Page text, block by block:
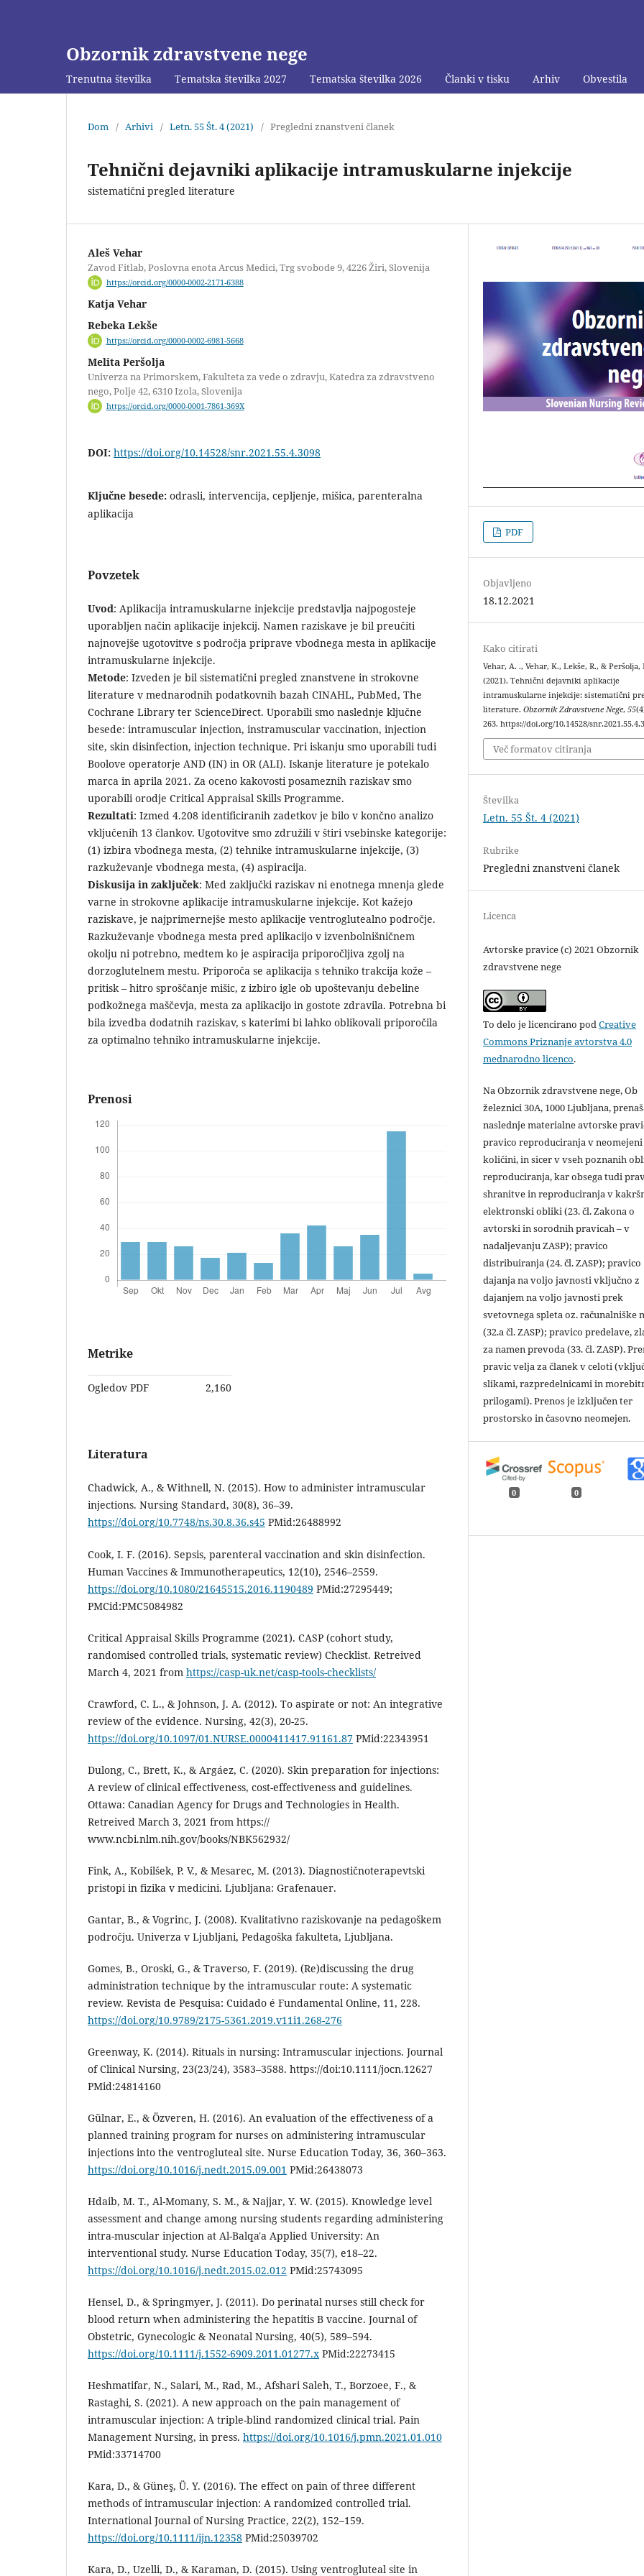
Obzornik zdravstvene nege
Trenutna številka Tematska številka 2027 Tematska številka 2026 Članki v tisku Arhiv Obvestila
Dom / Arhivi / Letn. 55 Št. 4 (2021) / Pregledni znanstveni članek
Tehnični dejavniki aplikacije intramuskularne injekcije
sistematični pregled literature
Aleš Vehar
Zavod Fitlab, Poslovna enota Arcus Medici, Trg svobode 9, 4226 Žiri, Slovenija
https://orcid.org/0000-0002-2171-6388
Katja Vehar
Rebeka Lekše
https://orcid.org/0000-0002-6981-5668
Melita Peršolja
Univerza na Primorskem, Fakulteta za vede o zdravju, Katedra za zdravstveno
nego, Polje 42, 6310 Izola, Slovenija
https://orcid.org/0000-0001-7861-369X
DOI: https://doi.org/10.14528/snr.2021.55.4.3098
Ključne besede: odrasli, intervencija, cepljenje, mišica, parenteralna
aplikacija
Povzetek
Uvod: Aplikacija intramuskularne injekcije predstavlja najpogosteje
uporabljen način aplikacije injekcij. Namen raziskave je bil preučiti
najnovejše ugotovitve s področja priprave vbodnega mesta in aplikacije
intramuskularne injekcije.
Metode: Izveden je bil sistematični pregled znanstvene in strokovne
literature v mednarodnih podatkovnih bazah CINAHL, PubMed, The
Cochrane Library ter ScienceDirect. Uporabili smo naslednje ključne
besede: intramuscular injection, instramuscular vaccination, injection
site, skin disinfection, injection technique. Pri iskanju smo uporabili tudi
Boolove operatorje AND (IN) in OR (ALI). Iskanje literature je potekalo
marca in aprila 2021. Za oceno kakovosti posameznih raziskav smo
uporabili orodje Critical Appraisal Skills Programme.
Rezultati: Izmed 4.208 identificiranih zadetkov je bilo v končno analizo
vključenih 13 člankov. Ugotovitve smo združili v štiri vsebinske kategorije:
(1) izbira vbodnega mesta, (2) tehnike intramuskularne injekcije, (3)
razkuževanje vbodnega mesta, (4) aspiracija.
Diskusija in zaključek: Med zaključki raziskav ni enotnega mnenja glede
varne in strokovne aplikacije intramuskularne injekcije. Kot kažejo
raziskave, je najprimernejše mesto aplikacije ventroglutealno področje.
Razkuževanje vbodnega mesta pred aplikacijo v izvenbolnišničnem
okolju ni potrebno, medtem ko je aspiracija priporočljiva zgolj na
dorzoglutelnem mestu. Priporoča se aplikacija s tehniko trakcija kože –
pritisk – hitro sproščanje mišic, z izbiro igle ob upoštevanju debeline
podkožnega maščevja, mesta za aplikacijo in gostote zdravila. Potrebna bi
bila izvedba dodatnih raziskav, s katerimi bi lahko oblikovali priporočila
za optimalno tehniko intramuskularne injekcije.
Prenosi
Metrike
Ogledov PDF 2,160
Literatura
Chadwick, A., & Withnell, N. (2015). How to administer intramuscular
injections. Nursing Standard, 30(8), 36–39.
https://doi.org/10.7748/ns.30.8.36.s45 PMid:26488992
Cook, I. F. (2016). Sepsis, parenteral vaccination and skin disinfection.
Human Vaccines & Immunotherapeutics, 12(10), 2546–2559.
https://doi.org/10.1080/21645515.2016.1190489 PMid:27295449;
PMCid:PMC5084982
Critical Appraisal Skills Programme (2021). CASP (cohort study,
randomised controlled trials, systematic review) Checklist. Retreived
March 4, 2021 from https://casp-uk.net/casp-tools-checklists/
Crawford, C. L., & Johnson, J. A. (2012). To aspirate or not: An integrative
review of the evidence. Nursing, 42(3), 20-25.
https://doi.org/10.1097/01.NURSE.0000411417.91161.87 PMid:22343951
Dulong, C., Brett, K., & Argáez, C. (2020). Skin preparation for injections:
A review of clinical effectiveness, cost-effectiveness and guidelines.
Ottawa: Canadian Agency for Drugs and Technologies in Health.
Retreived March 3, 2021 from https://
www.ncbi.nlm.nih.gov/books/NBK562932/
Fink, A., Kobilšek, P. V., & Mesarec, M. (2013). Diagnostičnoterapevtski
pristopi in fizika v medicini. Ljubljana: Grafenauer.
Gantar, B., & Vogrinc, J. (2008). Kvalitativno raziskovanje na pedagoškem
področju. Univerza v Ljubljani, Pedagoška fakulteta, Ljubljana.
Gomes, B., Oroski, G., & Traverso, F. (2019). (Re)discussing the drug
administration technique by the intramuscular route: A systematic
review. Revista de Pesquisa: Cuidado é Fundamental Online, 11, 228.
https://doi.org/10.9789/2175-5361.2019.v11i1.268-276
Greenway, K. (2014). Rituals in nursing: Intramuscular injections. Journal
of Clinical Nursing, 23(23/24), 3583–3588. https://doi:10.1111/jocn.12627
PMid:24814160
Gülnar, E., & Özveren, H. (2016). An evaluation of the effectiveness of a
planned training program for nurses on administering intramuscular
injections into the ventrogluteal site. Nurse Education Today, 36, 360–363.
https://doi.org/10.1016/j.nedt.2015.09.001 PMid:26438073
Hdaib, M. T., Al-Momany, S. M., & Najjar, Y. W. (2015). Knowledge level
assessment and change among nursing students regarding administering
intra-muscular injection at Al-Balqa'a Applied University: An
interventional study. Nurse Education Today, 35(7), e18–22.
https://doi.org/10.1016/j.nedt.2015.02.012 PMid:25743095
Hensel, D., & Springmyer, J. (2011). Do perinatal nurses still check for
blood return when administering the hepatitis B vaccine. Journal of
Obstetric, Gynecologic & Neonatal Nursing, 40(5), 589–594.
https://doi.org/10.1111/j.1552-6909.2011.01277.x PMid:22273415
Heshmatifar, N., Salari, M., Rad, M., Afshari Saleh, T., Borzoee, F., &
Rastaghi, S. (2021). A new approach on the pain management of
intramuscular injection: A triple-blind randomized clinical trial. Pain
Management Nursing, in press. https://doi.org/10.1016/j.pmn.2021.01.010
PMid:33714700
Kara, D., & Güneş, Ü. Y. (2016). The effect on pain of three different
methods of intramuscular injection: A randomized controlled trial.
International Journal of Nursing Practice, 22(2), 152–159.
https://doi.org/10.1111/ijn.12358 PMid:25039702
Kara, D., Uzelli, D., & Karaman, D. (2015). Using ventrogluteal site in
PDF
Objavljeno
18.12.2021
Kako citirati
Vehar, A. ., Vehar, K., Lekše, R., & Peršolja,
(2021). Tehnični dejavniki aplikacije
intramuskularne injekcije: sistematični
literature.Obzornik Zdravstvene Nege,55
263. https://doi.org/10.14528/
Več formatov citiranja
Številka
Letn. 55 Št. 4 (2021)
Rubrike
Pregledni znanstveni članek
Licenca
Avtorske pravice (c) 2021 Obzornik
zdravstvene nege
To delo je licencirano podCreative
Commons Priznanje avtorstva 4.0
mednarodno licenco.
Na Obzornik zdravstvene nege, Ob
železnici 30A, 1000 Ljubljana,
naslednje materialne avtorske
pravico reproduciranja v neomejeni
količini, in sicer v vseh poznanih
reproduciranja, kar obsega tudi
shranitve in reproduciranja v
elektronski obliki (23. čl. Zakona o
avtorski in sorodnih pravicah – v
nadaljevanju ZASP); pravico
distribuiranja (24. čl. ZASP); pravico
dajanja na voljo javnosti vključno z
dajanjem na voljo javnosti prek
svetovnega spleta oz. računalniške
(32.a čl. ZASP); pravico predelave,
za namen prevoda (33. čl. ZASP).
pravic velja za članek v celoti
slikami, razpredelnicami in
prilogami). Prenos je izključen ter
prostorsko in časovno neomejen.
0 0